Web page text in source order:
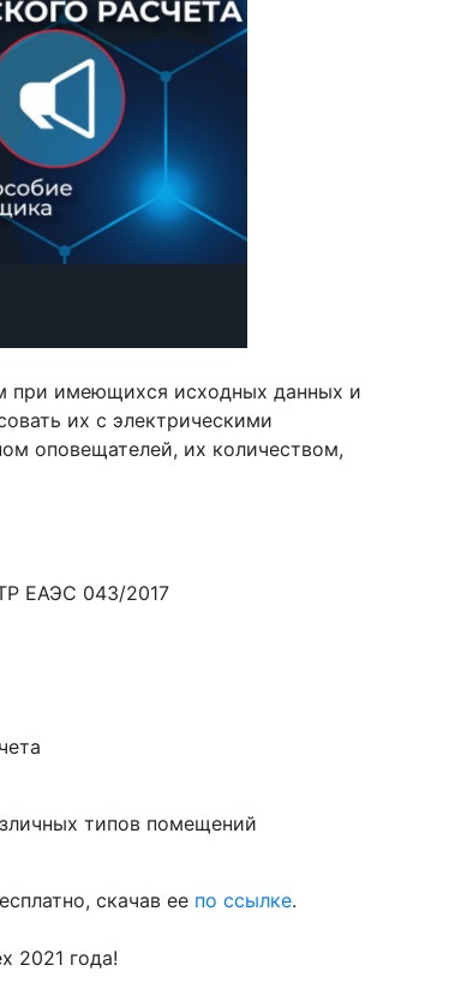
при имеющихся исходных данных и
их с электрическими
оповещателей, их количеством,
ЕАЭС 043/2017
типов помещений
скачав ее по ссылке.
2021 года!